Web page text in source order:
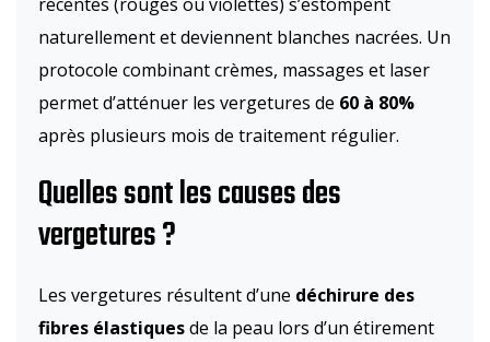
naturellement et deviennent blanches nacrées. Un
protocole combinant crèmes, massages et laser
permet d’atténuer les vergetures de 60 à 80%
après plusieurs mois de traitement régulier.
Quelles sont les causes des
vergetures ?
Les vergetures résultent d’une déchirure des
fibres élastiquesde la peau lors d’un étirement